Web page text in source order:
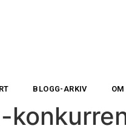
BLOGG-ARKIV OM